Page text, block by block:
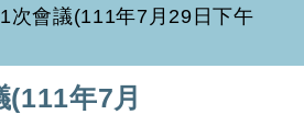
次會議(111年7月29日下午
年7月